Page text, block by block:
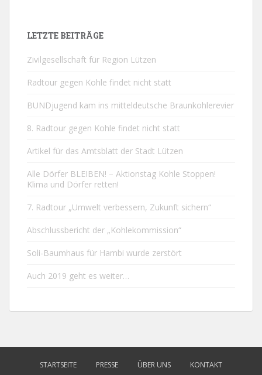
LETZTE BEITRÄGE
Zivilgesellschaft für Region Lützen
Radtour gegen Kohle findet nicht statt
BUNDjugend kam ins mitteldeutsche Braunkohlerevier
8. Radtour gegen Kohle findet nicht statt
Artikel für das Amtsblatt der Stadt Lützen
Alle Dörfer BLEIBEN! – Aktionstag Kohle Stoppen!
Klima und Dörfer retten!
7. Radtour „Umwelt verbessern, Zukunft sichern“
Abschlussbericht der „Kohlekommission“
Soli-Baumhaus für Hambi wurde zerstört
Auch 2019 geht es weiter…
STARTSEITE PRESSE ÜBER UNS KONTAKT